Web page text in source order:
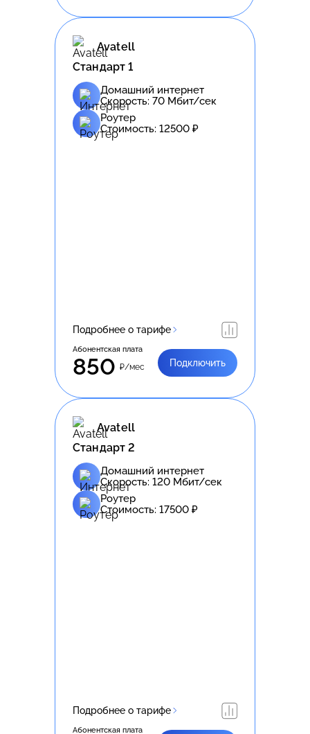
Avatell
Стандарт 1
Домашний интернет
Скорость: 70 Мбит/сек
Роутер
Стоимость: 12500 ₽
Подробнее о тарифе
Абонентская плата
850 ₽/мес Подключить
Avatell
Стандарт 2
Домашний интернет
Скорость: 120 Мбит/сек
Роутер
Стоимость: 17500 ₽
Подробнее о тарифе
Абонентская плата